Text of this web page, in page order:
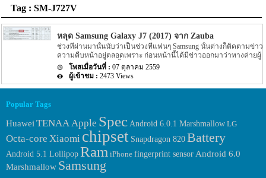
Tag : SM-J727V
หลุด Samsung Galaxy J7 (2017) จาก Zauba
ช่วงที่ผ่านมานั้นนับว่าเป็นช่วงที่แฟนๆ Samsung นั้นต่างก็ติดตามข่าว
ความคืบหน้าอยู่ตลอดเพราะ ก่อนหน้านี้ได้มีข่าวออกมาว่าทางค่ายผู้
ผลิตอย่าง Samsung นั้นกำลังเร่งพัฒนา Smartphone รุ่นใหม่ๆ ใน
ตระกูล Galaxy J series ออกมา โดยรุ่นใหม่ๆ นี้นั้นจะเป็นเวอร์ชั่น 2017
สำหรับปีหน้านั้นเอง อีกทั้งเมื่อประมาณกลางปีหรือประมาณเดือน
พฤษภาคมที่ผ่านมานั้นได้มีข่าวความคืบหน้าของ Galaxy J3 (2017)
เครื่องจาก TENAA แล้ว แต่ล่าสุดนั้นกลับมีข่าวความคืบหน้าของ
Galaxy J series รุ่น Samsung Galaxy J7 (2017) ถูกเปิดเผยออกมาให้
แฟนๆ นั้นทราบรายละเอียดกันอีกครั้ง สำหรับข่าวความคืบหน้าของ
Samsung Galaxy J7 (2017) ล่าสุดนั้นตามข่าวระบุว่าบนหน้าเว็บไซต์
จากประเทศอินเดียอย่าง Zauba ซึ่งเป็นเว็บไซต์ตรวจสอบสินค้าเข้า
ออกภายในประเทศอินเดียนั้นมีรายละเอียด Smartphone Samsung
Galaxy J7 (2017) ออกมา […]
07 ตุลาคม 2559
2473 Views
Popular Tags
HuaweiTENAAApple SpecAndroid 6.0.1 Marshmallow LG
Octa-core Xiaomi chipset Snapdragon 820 Battery
Android 5.1 Lollipop Ram iPhone fingerprint sensorAndroid 6.0
Marshmallow Samsung